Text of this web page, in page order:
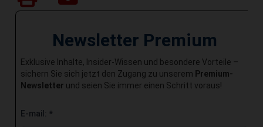
Newsletter Premium
Exklusive Inhalte, Insider-Wissen und besondere Vorteile –
sichern Sie sich jetzt den Zugang zu unserem Premium-
Newsletter und seien Sie immer einen Schritt voraus!
E-mail: *